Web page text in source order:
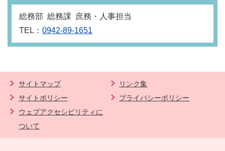
総務部 総務課 庶務・人事担当
TEL： 0942-89-1651
サイトマップ
リンク集
サイトポリシー
プライバシーポリシー
ウェブアクセシビリティに
ついて